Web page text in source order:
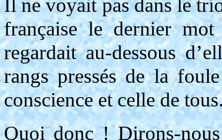
Il ne voyait pas dans le
française le dernier
regardait au-dessous
rangs pressés de la
conscience et celle de
Quoi donc ! Dirons-